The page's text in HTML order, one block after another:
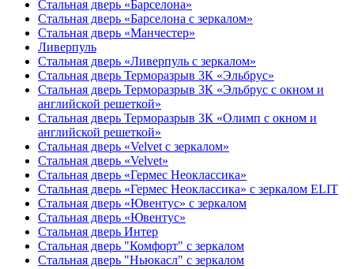
Стальная дверь «Барселона»
Стальная дверь «Барселона с зеркалом»
Стальная дверь «Манчестер»
Ливерпуль
Стальная дверь «Ливерпуль с зеркалом»
Стальная дверь Терморазрыв 3К «Эльбрус»
Стальная дверь Терморазрыв 3К «Эльбрус с окном и
английской решеткой»
Стальная дверь Терморазрыв 3К «Олимп с окном и
английской решеткой»
Стальная дверь «Velvet с зеркалом»
Стальная дверь «Velvet»
Стальная дверь «Гермес Неоклассика»
Стальная дверь «Гермес Неоклассика» с зеркалом ELIT
Стальная дверь «Ювентус» с зеркалом
Стальная дверь «Ювентус»
Стальная дверь Интер
Стальная дверь "Комфорт" с зеркалом
Стальная дверь "Ньюкасл" с зеркалом